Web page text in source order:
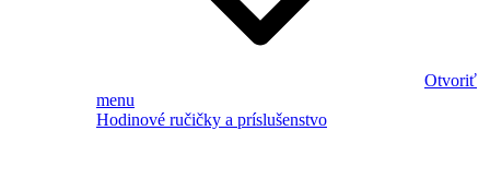
Otvoriť
menu
Hodinové ručičky a príslušenstvo